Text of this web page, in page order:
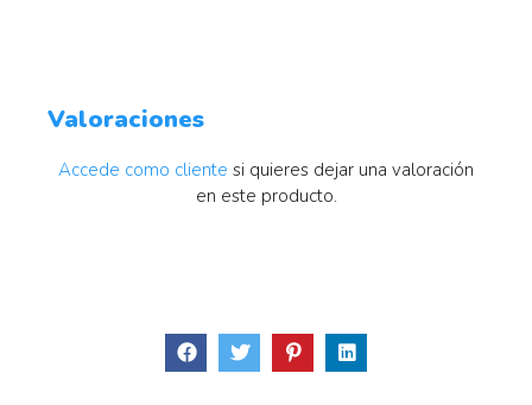
Valoraciones
Accede como cliente si quieres dejar una valoración
en este producto.